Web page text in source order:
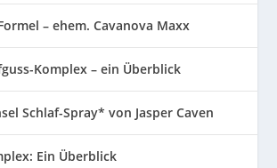
– ehem. Cavanova Maxx
Komplex – ein Überblick
Schlaf-Spray* von Jasper Caven
Ein Überblick